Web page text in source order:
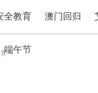
全教育 澳门回归
端午节